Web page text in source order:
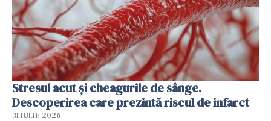
Stresul acut și cheagurile de sânge.
Descoperirea care prezintă riscul de infarct
31 IULIE 2026